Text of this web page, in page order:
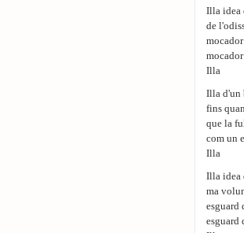
Illa idea
de
Illa
Illa d'un
fins
que la
com un
Illa
Illa idea
ma
esguard
esguard